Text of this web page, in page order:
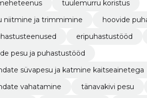
tuulemurru koristus
niitmine ja trimmimine
hoovide
eripuhastustööd
pesu ja puhastustööd
süvapesu ja katmine kaitseainetega
vahatamine
tänavakivi pesu